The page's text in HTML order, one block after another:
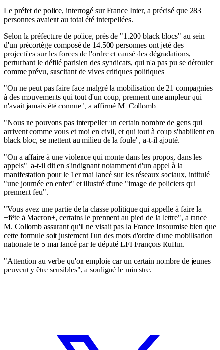
Le préfet de police, interrogé sur France Inter, a précisé que 283
personnes avaient au total été interpellées.
Selon la préfecture de police, près de "1.200 black blocs" au sein
d'un précortège composé de 14.500 personnes ont jeté des
projectiles sur les forces de l'ordre et causé des dégradations,
perturbant le défilé parisien des syndicats, qui n'a pas pu se dérouler
comme prévu, suscitant de vives critiques politiques.
"On ne peut pas faire face malgré la mobilisation de 21 compagnies
à des mouvements qui tout d'un coup, prennent une ampleur qui
n'avait jamais été connue", a affirmé M. Collomb.
"Nous ne pouvons pas interpeller un certain nombre de gens qui
arrivent comme vous et moi en civil, et qui tout à coup s'habillent en
black bloc, se mettent au milieu de la foule", a-t-il ajouté.
"On a affaire à une violence qui monte dans les propos, dans les
appels", a-t-il dit en s'indignant notamment d'un appel à la
manifestation pour le 1er mai lancé sur les réseaux sociaux, intitulé
"une journée en enfer" et illustré d'une "image de policiers qui
prennent feu".
"Vous avez une partie de la classe politique qui appelle à faire la
+fête à Macron+, certains le prennent au pied de la lettre", a tancé
M. Collomb assurant qu'il ne visait pas la France Insoumise bien que
cette formule soit justement l'un des mots d'ordre d'une mobilisation
nationale le 5 mai lancé par le député LFI François Ruffin.
"Attention au verbe qu'on emploie car un certain nombre de jeunes
peuvent y être sensibles", a souligné le ministre.